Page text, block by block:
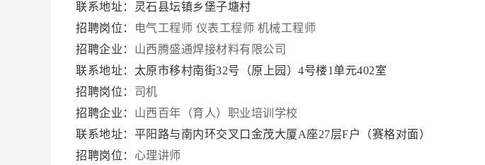
联系地址：灵石县坛镇乡堡子塘村
招聘岗位：
电气工程师 仪表工程师 机械工程师
招聘企业： 山西腾盛通焊接材料有限公司
联系地址：太原市移村南街32号（原上园）4号楼1单元402室
招聘岗位： 司机
招聘企业： 山西百年（育人）职业培训学校
联系地址：平阳路与南内环交叉口金茂大厦A座27层F户（赛格对面）
招聘岗位： 心理讲师